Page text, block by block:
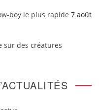
boy le plus rapide 7 août
sur des créatures